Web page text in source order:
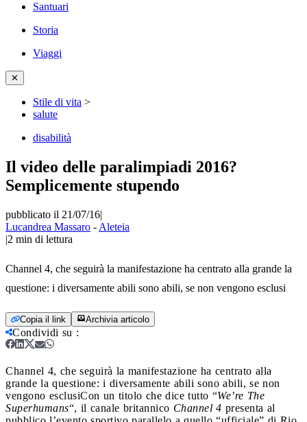
Santuari
Storia
Viaggi
✕
Stile di vita >
salute
disabilità
Il video delle paralimpiadi 2016?
Semplicemente stupendo
pubblicato il 21/07/16|
Lucandrea Massaro - Aleteia
|2 min di lettura
Channel 4, che seguirà la manifestazione ha centrato alla grande la
questione: i diversamente abili sono abili, se non vengono esclusi
Copia il link Archivia articolo
Condividi su :
Channel 4, che seguirà la manifestazione ha centrato alla
grande la questione: i diversamente abili sono abili, se non
vengono esclusiCon un titolo che dice tutto “We’re The
Superhumans“, il canale britannico Channel 4 presenta al